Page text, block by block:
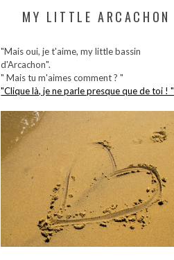
MY LITTLE ARCACHON
"Mais oui, je t'aime, my little bassin
d'Arcachon".
" Mais tu m'aimes comment ? "
"Clique là, je ne parle presque que de toi ! "